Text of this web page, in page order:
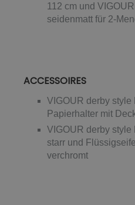
112 cm und
seidenmatt für 2-
ACCESSOIRES
VIGOUR derby style
Papierhalter mit
VIGOUR derby style
starr und
verchromt